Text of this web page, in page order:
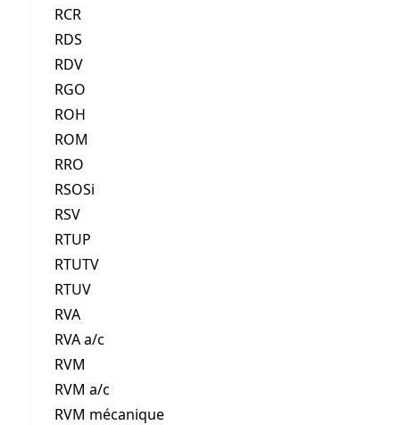
RCR
RDS
RDV
RGO
ROH
ROM
RRO
RSOSi
RSV
RTUP
RTUTV
RTUV
RVA
RVA a/c
RVM
RVM a/c
RVM mécanique